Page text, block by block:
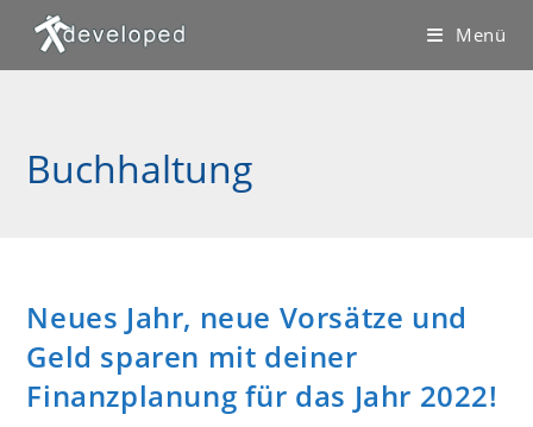
Inhalt
springen
Menü
Buchhaltung
Neues Jahr, neue Vorsätze und
Geld sparen mit deiner
Finanzplanung für das Jahr 2022!